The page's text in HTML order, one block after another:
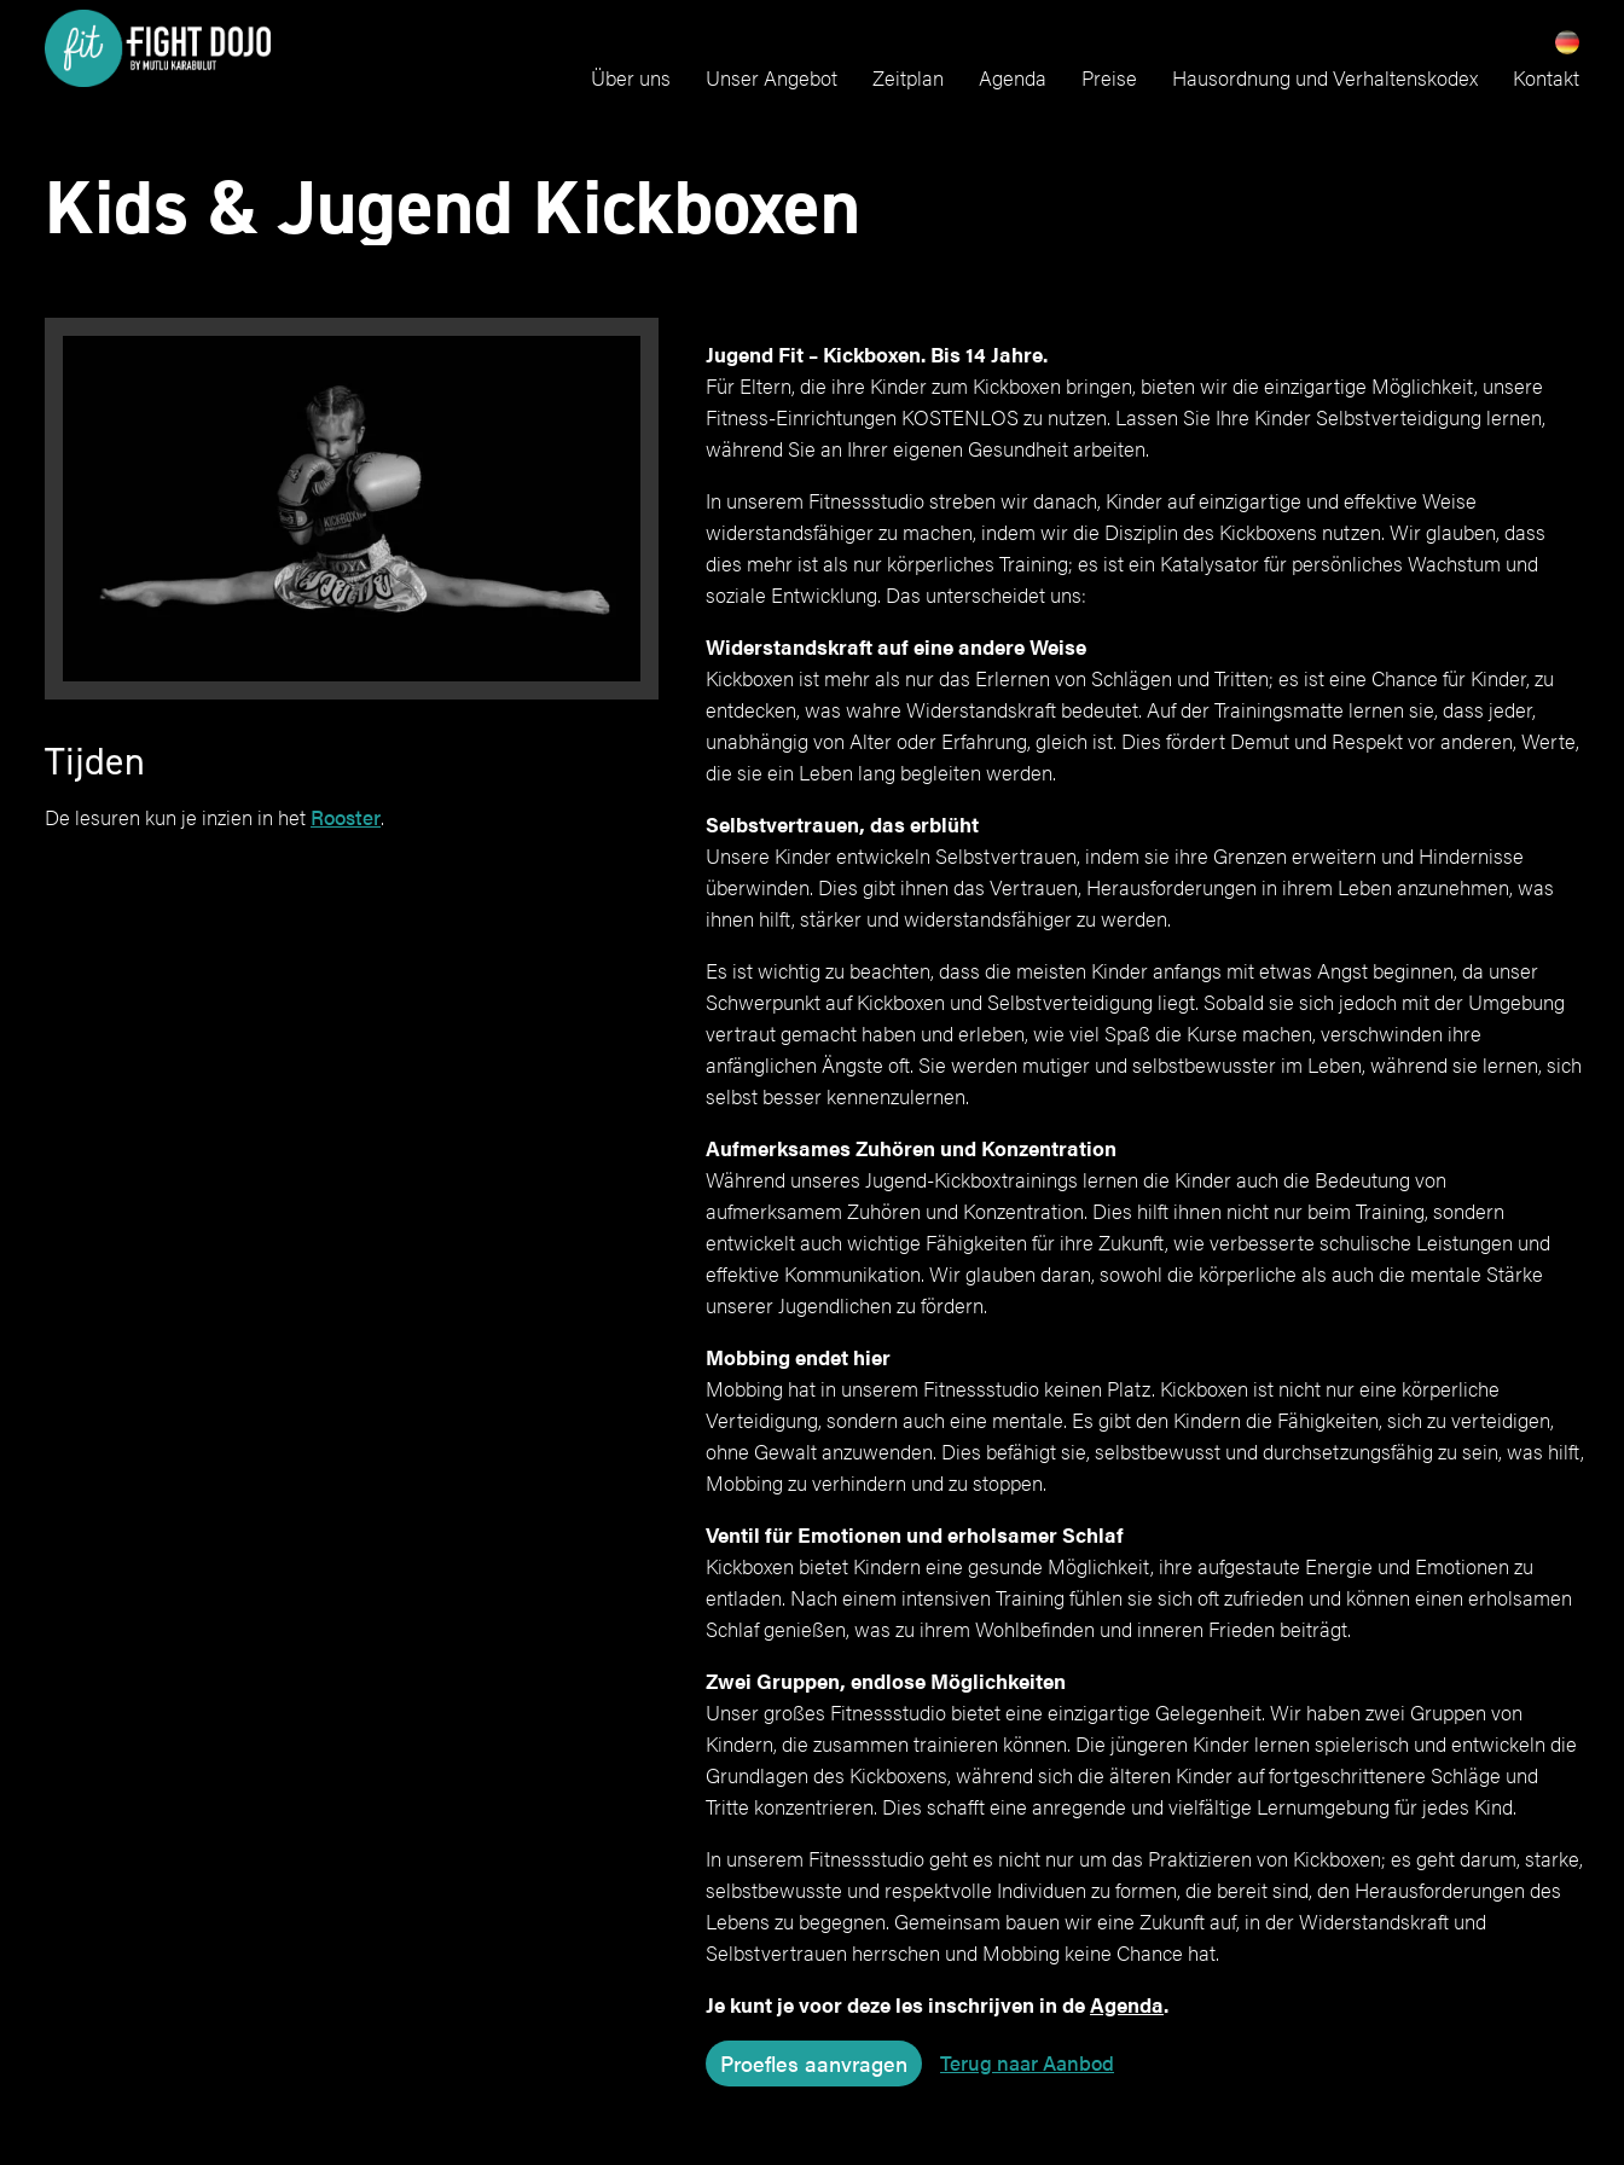
Über uns Unser Angebot Zeitplan Agenda Preise Hausordnung und Verhaltenskodex Kontakt
Kids & Jugend Kickboxen
Tijden
De lesuren kun je inzien in het Rooster.
Jugend Fit – Kickboxen. Bis 14 Jahre.
Für Eltern, die ihre Kinder zum Kickboxen bringen, bieten wir die einzigartige Möglichkeit, unsere
Fitness-Einrichtungen KOSTENLOS zu nutzen. Lassen Sie Ihre Kinder Selbstverteidigung lernen,
während Sie an Ihrer eigenen Gesundheit arbeiten.
In unserem Fitnessstudio streben wir danach, Kinder auf einzigartige und effektive Weise
widerstandsfähiger zu machen, indem wir die Disziplin des Kickboxens nutzen. Wir glauben, dass
dies mehr ist als nur körperliches Training; es ist ein Katalysator für persönliches Wachstum und
soziale Entwicklung. Das unterscheidet uns:
Widerstandskraft auf eine andere Weise
Kickboxen ist mehr als nur das Erlernen von Schlägen und Tritten; es ist eine Chance für Kinder, zu
entdecken, was wahre Widerstandskraft bedeutet. Auf der Trainingsmatte lernen sie, dass jeder,
unabhängig von Alter oder Erfahrung, gleich ist. Dies fördert Demut und Respekt vor anderen, Werte,
die sie ein Leben lang begleiten werden.
Selbstvertrauen, das erblüht
Unsere Kinder entwickeln Selbstvertrauen, indem sie ihre Grenzen erweitern und Hindernisse
überwinden. Dies gibt ihnen das Vertrauen, Herausforderungen in ihrem Leben anzunehmen, was
ihnen hilft, stärker und widerstandsfähiger zu werden.
Es ist wichtig zu beachten, dass die meisten Kinder anfangs mit etwas Angst beginnen, da unser
Schwerpunkt auf Kickboxen und Selbstverteidigung liegt. Sobald sie sich jedoch mit der Umgebung
vertraut gemacht haben und erleben, wie viel Spaß die Kurse machen, verschwinden ihre
anfänglichen Ängste oft. Sie werden mutiger und selbstbewusster im Leben, während sie lernen, sich
selbst besser kennenzulernen.
Aufmerksames Zuhören und Konzentration
Während unseres Jugend-Kickboxtrainings lernen die Kinder auch die Bedeutung von
aufmerksamem Zuhören und Konzentration. Dies hilft ihnen nicht nur beim Training, sondern
entwickelt auch wichtige Fähigkeiten für ihre Zukunft, wie verbesserte schulische Leistungen und
effektive Kommunikation. Wir glauben daran, sowohl die körperliche als auch die mentale Stärke
unserer Jugendlichen zu fördern.
Mobbing endet hier
Mobbing hat in unserem Fitnessstudio keinen Platz. Kickboxen ist nicht nur eine körperliche
Verteidigung, sondern auch eine mentale. Es gibt den Kindern die Fähigkeiten, sich zu verteidigen,
ohne Gewalt anzuwenden. Dies befähigt sie, selbstbewusst und durchsetzungsfähig zu sein, was hilft,
Mobbing zu verhindern und zu stoppen.
Ventil für Emotionen und erholsamer Schlaf
Kickboxen bietet Kindern eine gesunde Möglichkeit, ihre aufgestaute Energie und Emotionen zu
entladen. Nach einem intensiven Training fühlen sie sich oft zufrieden und können einen erholsamen
Schlaf genießen, was zu ihrem Wohlbefinden und inneren Frieden beiträgt.
Zwei Gruppen, endlose Möglichkeiten
Unser großes Fitnessstudio bietet eine einzigartige Gelegenheit. Wir haben zwei Gruppen von
Kindern, die zusammen trainieren können. Die jüngeren Kinder lernen spielerisch und entwickeln die
Grundlagen des Kickboxens, während sich die älteren Kinder auf fortgeschrittenere Schläge und
Tritte konzentrieren. Dies schafft eine anregende und vielfältige Lernumgebung für jedes Kind.
In unserem Fitnessstudio geht es nicht nur um das Praktizieren von Kickboxen; es geht darum, starke,
selbstbewusste und respektvolle Individuen zu formen, die bereit sind, den Herausforderungen des
Lebens zu begegnen. Gemeinsam bauen wir eine Zukunft auf, in der Widerstandskraft und
Selbstvertrauen herrschen und Mobbing keine Chance hat.
Je kunt je voor deze les inschrijven in deAgenda.
Terug naar Aanbod